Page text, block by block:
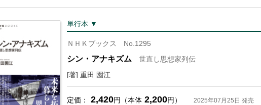
単行本 ▼
ＮＨＫブックス No.1295
シン・アナキズム
世直し思想家列伝
[著] 重田 園江
定価： 2,420円（本体 2,200円） 2025年07月25日 発売